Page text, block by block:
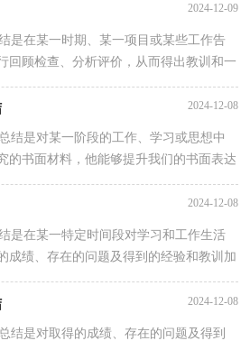
2024-12-09
在某一时期、某一项目或某些工作告
回顾检查、分析评价，从而得出教训和一
2024-12-08
是对某一阶段的工作、学习或思想中
的书面材料，他能够提升我们的书面表达
2024-12-08
在某一特定时间段对学习和工作生活
成绩、存在的问题及得到的经验和教训加
写总结有利于我们学习...
2024-12-08
是对取得的成绩、存在的问题及得到